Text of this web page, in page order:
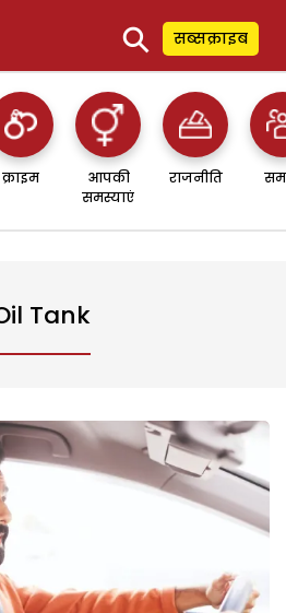
⚲ सब्सक्राइब
क्राइम
आपकी
समस्याएं
राजनीति
Tank